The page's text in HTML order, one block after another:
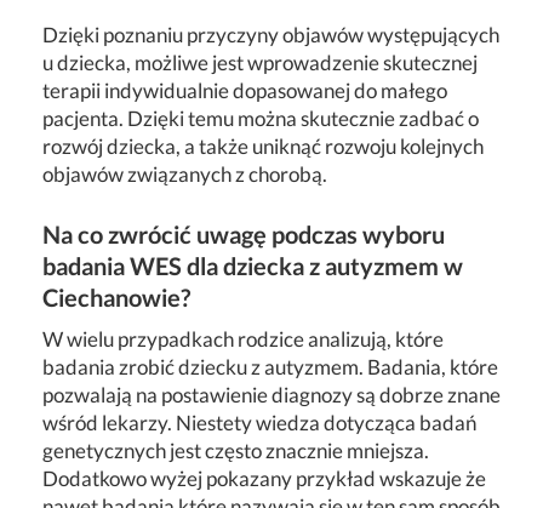
Dzięki poznaniu przyczyny objawów występujących
u dziecka, możliwe jest wprowadzenie skutecznej
terapii indywidualnie dopasowanej do małego
pacjenta. Dzięki temu można skutecznie zadbać o
rozwój dziecka, a także uniknąć rozwoju kolejnych
objawów związanych z chorobą.
Na co zwrócić uwagę podczas wyboru
badania WES dla dziecka z autyzmem w
Ciechanowie?
W wielu przypadkach rodzice analizują, które
badania zrobić dziecku z autyzmem. Badania, które
pozwalają na postawienie diagnozy są dobrze znane
wśród lekarzy. Niestety wiedza dotycząca badań
genetycznych jest często znacznie mniejsza.
Dodatkowo wyżej pokazany przykład wskazuje że